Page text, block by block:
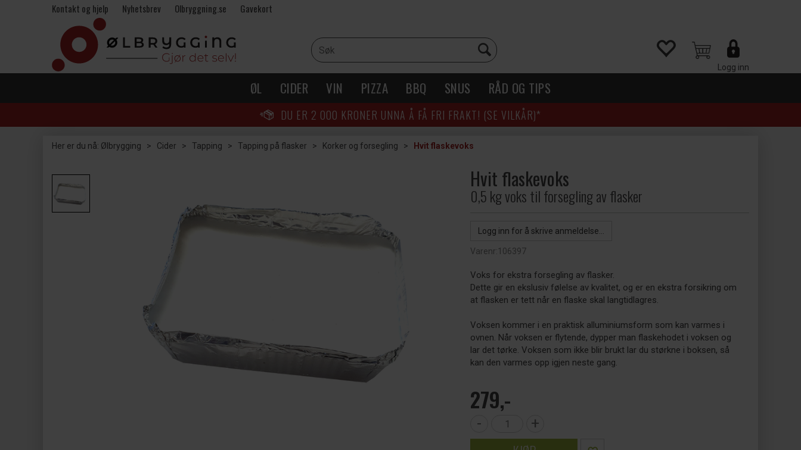
Kontakt og hjelp Nyhetsbrev Olbryggning.se Gavekort
Logg inn
ØL CIDER VIN PIZZA BBQ SNUS RÅD OG TIPS
DU ER 2 000 KRONER UNNA Å FÅ FRI FRAKT! (SE VILKÅR)*
Her er du nå: Ølbrygging > Cider > Tapping > Tapping på flasker > Korker og forsegling > Hvit flaskevoks
Hvit flaskevoks
0,5 kg voks til forsegling av flasker
Logg inn for å skrive anmeldelse...
Varenr:106397
Voks for ekstra forsegling av flasker.
Dette gir en ekslusiv følelse av kvalitet, og er en ekstra forsikring om
at flasken er tett når en flaske skal langtidlagres.
Voksen kommer i en praktisk alluminiumsform som kan varmes i
ovnen. Når voksen er flytende, dypper man flaskehodet i voksen og
lar det tørke. Voksen som ikke blir brukt lar du størkne i boksen, så
kan den varmes opp igjen neste gang.
279,-
- +